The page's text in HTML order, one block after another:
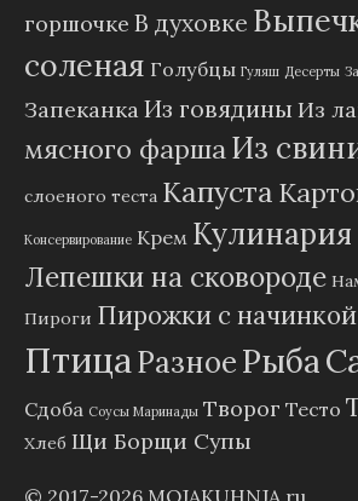
горшочке В духовке
соленая Голубцы Гуляш Десерты
ЗапеканкаИз говядины Из
мясного фаршаИз
слоеного теста Капуста
Консервирование Крем
Лепешки на сковороде
Пироги Пирожки с начинкой
ПтицаРазноеРыба
Сдоба Соусы Маринады Творог Тесто
Хлеб Щи Борщи Супы